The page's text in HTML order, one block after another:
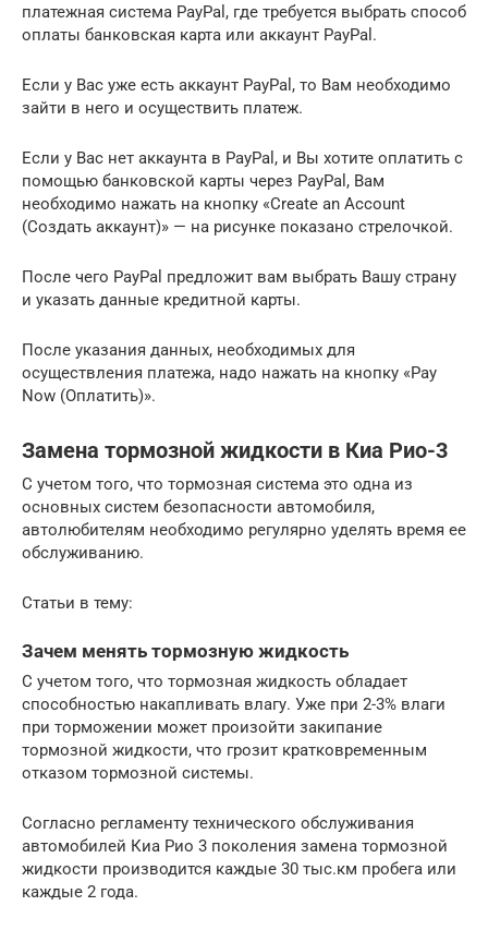
платежная система PayPal, где требуется выбрать способ
оплаты банковская карта или аккаунт PayPal.
Если у Вас уже есть аккаунт PayPal, то Вам необходимо
зайти в него и осуществить платеж.
Если у Вас нет аккаунта в PayPal, и Вы хотите оплатить с
помощью банковской карты через PayPal, Вам
необходимо нажать на кнопку «Create an Account
(Создать аккаунт)» — на рисунке показано стрелочкой.
После чего PayPal предложит вам выбрать Вашу страну
и указать данные кредитной карты.
После указания данных, необходимых для
осуществления платежа, надо нажать на кнопку «Pay
Now (Оплатить)».
Замена тормозной жидкости в Киа Рио-3
С учетом того, что тормозная система это одна из
основных систем безопасности автомобиля,
автолюбителям необходимо регулярно уделять время ее
обслуживанию.
Статьи в тему:
Зачем менять тормозную жидкость
С учетом того, что тормозная жидкость обладает
способностью накапливать влагу. Уже при 2-3% влаги
при торможении может произойти закипание
тормозной жидкости, что грозит кратковременным
отказом тормозной системы.
Согласно регламенту технического обслуживания
автомобилей Киа Рио 3 поколения замена тормозной
жидкости производится каждые 30 тыс.км пробега или
каждые 2 года.